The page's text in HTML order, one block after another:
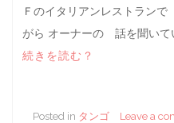
Ｆのイタリアンレストラン
がら オーナーの 話を聞いて
続きを読む？
Posted in タンゴ Leave a